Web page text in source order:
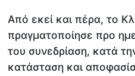
Από εκεί και πέρα, το
πραγματοποίησε προ
του συνεδρίαση, κατά
κατάσταση και